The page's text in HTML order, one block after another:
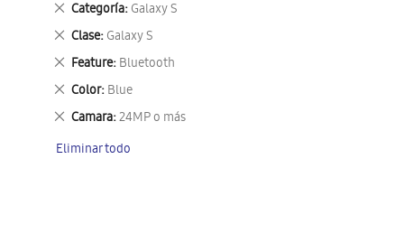
Categoría Galaxy S
Eliminar
este
artículo
Clase Galaxy S
Eliminar
este
artículo
Feature Bluetooth
Eliminar
este
artículo
Color Blue
Eliminar
este
artículo
Camara 24MP o más
Eliminar
artículo
Eliminar todo